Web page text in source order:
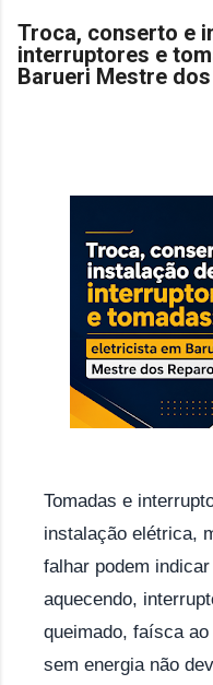
Troca, conserto e
interruptores e
Barueri Mestre
Tomadas e
instalação elétrica,
falhar podem
aquecendo,
queimado, faísca
sem energia não